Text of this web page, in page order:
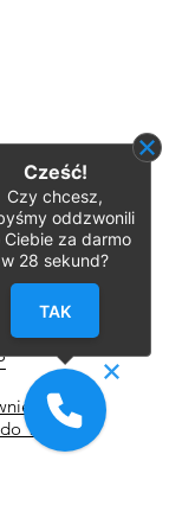
G2 l
SEP
1kv
Cześć!
Czy chcesz,
oddzwonili
Ciebie za darmo
w 28 sekund?
TAK